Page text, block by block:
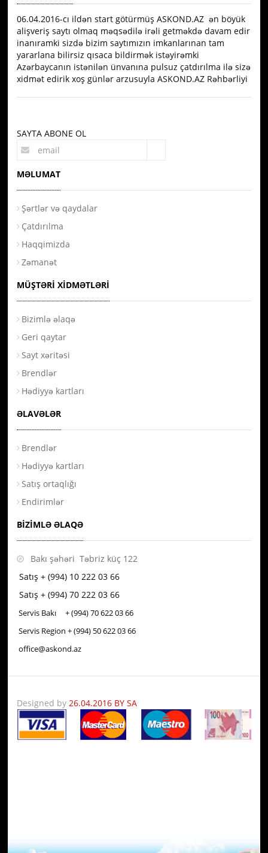
06.04.2016-сı ildən start götürmüş ASKOND.AZ ən böyük
alişveriş saytı olmaq məqsədilə irəli getməkdə davam edir
inanıramki sizdə bizim saytımızın imkanlarınan tam
yararlana bilirsiz qısaca bildirmək istəyirəmki
Azərbaycanın istənilən ünvanına pulsuz çatdırılma ilə sizə
xidmət edirik xoş günlər arzusuyla ASKOND.AZ Rəhbərliyi
SAYTA ABONE OL
MƏLUMAT
Şərtlər və qaydalar
Çatdırılma
Haqqimizda
Zəmanət
MÜŞTƏRI XIDMƏTLƏRI
Bizimlə əlaqə
Geri qaytar
Sayt xəritəsi
Brendlər
Hədiyyə kartları
ƏLAVƏLƏR
Brendlər
Hədiyyə kartları
Satış ortaqlığı
Endirimlər
BIZIMLƏ ƏLAQƏ
Bakı şəhəri Təbriz küç 122
Satış + (994) 10 222 03 66
Satış + (994) 70 222 03 66
Servis Bakı + (994) 70622 03 66
Servis Region + (994) 50622 03 66
office@askond.az
Designed by 26.04.2016 BY SA